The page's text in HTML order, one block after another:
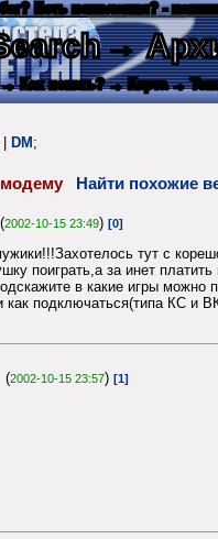
Есть пожелания? -
→
→ Как искать? → Карта →
DM ;
модему Найти похожие
2002-10-15 23:49) [0]
тут с
поиграть,а за инет платить
в какие игры можно
как подключаться(типа КС и
(2002-10-15 23:57) [1]